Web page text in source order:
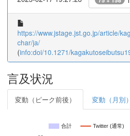
https://www.jstage.jst.go.jp/article/
char/ja/
(info:doi/10.1271/
言及状況
変動（ピーク前後） 変動（月別）
合計 Twitter (通常)